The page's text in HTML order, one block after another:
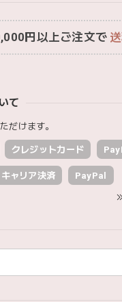
円以上ご注文で
て
だけます。
クレジットカード
キャリア決済 PayPal